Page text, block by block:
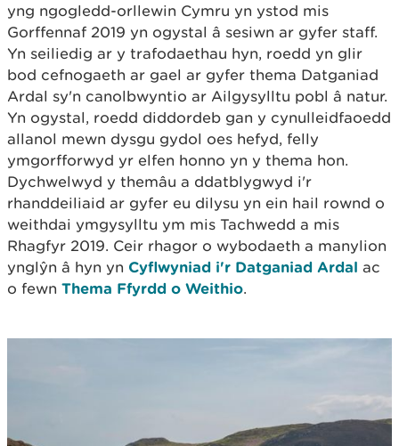
yng ngogledd-orllewin Cymru yn ystod mis
Gorffennaf 2019 yn ogystal â sesiwn ar gyfer staff.
Yn seiliedig ar y trafodaethau hyn, roedd yn glir
bod cefnogaeth ar gael ar gyfer thema Datganiad
Ardal sy'n canolbwyntio ar Ailgysylltu pobl â natur.
Yn ogystal, roedd diddordeb gan y cynulleidfaoedd
allanol mewn dysgu gydol oes hefyd, felly
ymgorfforwyd yr elfen honno yn y thema hon.
Dychwelwyd y themâu a ddatblygwyd i'r
rhanddeiliaid ar gyfer eu dilysu yn ein hail rownd o
weithdai ymgysylltu ym mis Tachwedd a mis
Rhagfyr 2019. Ceir rhagor o wybodaeth a manylion
ynglŷn â hyn yn Cyflwyniad i'r Datganiad Ardal ac
o fewn Thema Ffyrdd o Weithio.